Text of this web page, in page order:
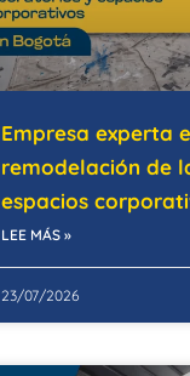
Empresa experta
remodelación de
espacios
LEE MÁS »
23/07/2026